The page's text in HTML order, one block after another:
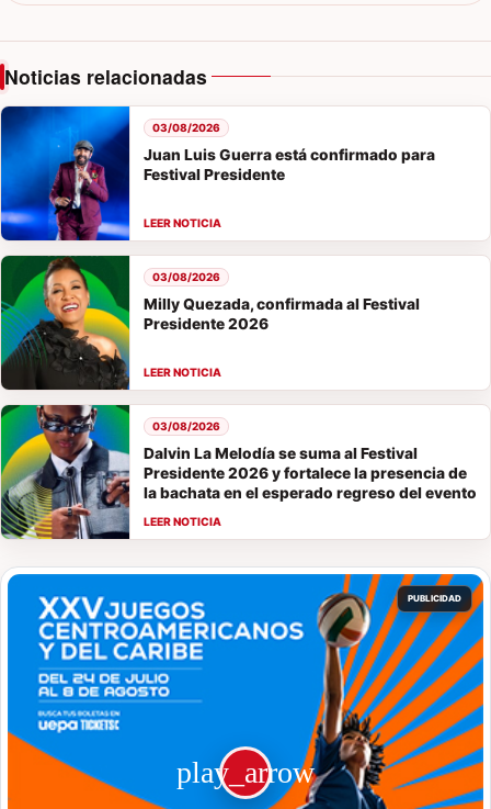
Noticias relacionadas
Juan Luis Guerra está confirmado para
Festival Presidente
03/08/2026
Milly Quezada, confirmada al Festival
Presidente 2026
03/08/2026
Dalvin La Melodía se suma al Festival
Presidente 2026 y fortalece la presencia de
la bachata en el esperado regreso del evento
03/08/2026